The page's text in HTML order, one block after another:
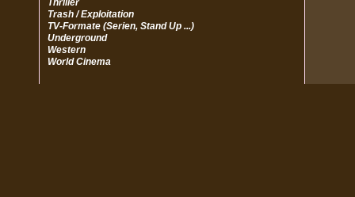
Thriller
Trash / Exploitation
TV-Formate (Serien, Stand Up ...)
Underground
Western
World Cinema